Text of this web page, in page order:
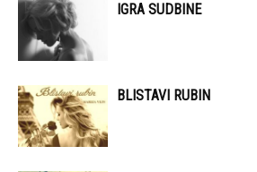
IGRA SUDBINE
BLISTAVI RUBIN